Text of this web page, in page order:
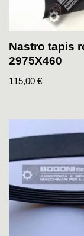
Nastro tapis
2975X460
115,00 €